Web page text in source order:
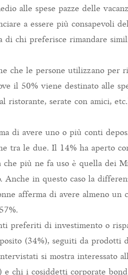
alle spese pazze delle
a essere più consapevoli
di chi preferisce rimandare
che le persone utilizzano per
il 50% viene destinato alle
ristorante, serate con amici,
di avere uno o più conti
tra le due. Il 14% ha aperto
che più ne fa uso è quella dei
Anche in questo caso la
afferma di avere almeno un
preferiti di investimento o
(34%), seguiti da prodotti
si mostra interessato
e chi i cosiddetti corporate